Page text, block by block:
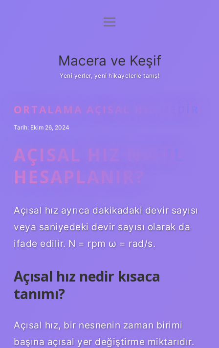
Anasayfa
Yasal Uyarı
menüyü
Macera ve Keşif
Yeni yerler, yeni hikayelerle tanış!
ORTALAMA AÇISAL HIZ NEDIR
Tarih: Ekim 26, 2024
AÇISAL HIZ NASIL
HESAPLANIR?
Açısal hız ayrıca dakikadaki devir sayısı
veya saniyedeki devir sayısı olarak da
ifade edilir. N = rpm ω = rad/s.
Açısal hız nedir kısaca
tanımı?
Açısal hız, bir nesnenin zaman birimi
başına açısal yer değiştirme miktarıdır.